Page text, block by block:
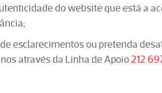
do website que está a
esclarecimentos ou pretenda
através da Linha de Apoio212